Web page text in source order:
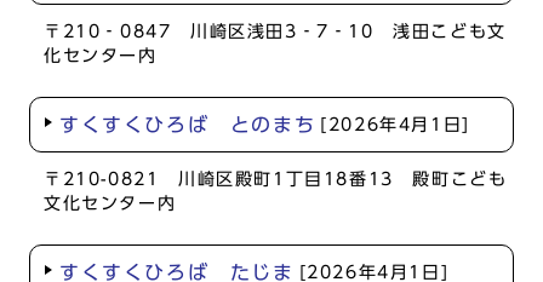
〒210‐0847 川崎区浅田3‐7‐10 浅田こども文
化センター内
すくすくひろば とのまち [2026年4月1日]
〒210-0821 川崎区殿町1丁目18番13 殿町こども
文化センター内
すくすくひろば たじま [2026年4月1日]